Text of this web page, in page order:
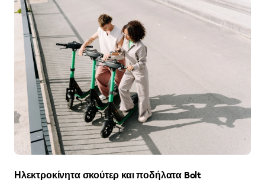
Ηλεκτροκίνητα σκούτερ και ποδήλατα Bolt